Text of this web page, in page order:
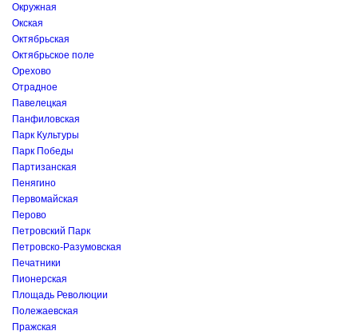
Окружная
Окская
Октябрьская
Октябрьское поле
Орехово
Отрадное
Павелецкая
Панфиловская
Парк Культуры
Парк Победы
Партизанская
Пенягино
Первомайская
Перово
Петровский Парк
Петровско-Разумовская
Печатники
Пионерская
Площадь Революции
Полежаевская
Пражская